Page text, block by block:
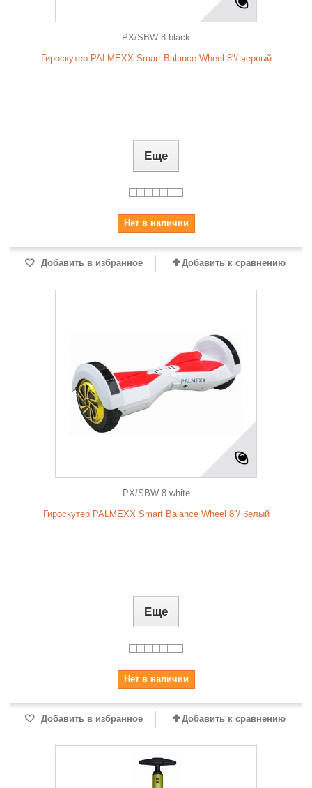
PX/SBW 8 black
Гироскутер PALMEXX Smart Balance Wheel 8"/ черный
Еще
Нет в наличии
Добавить в избранное Добавить к сравнению
PX/SBW 8 white
Гироскутер PALMEXX Smart Balance Wheel 8"/ белый
Еще
Нет в наличии
Добавить в избранное Добавить к сравнению